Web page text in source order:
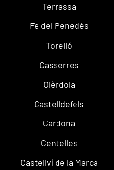
Terrassa
Fe del Penedès
Torelló
Casserres
Olèrdola
Castelldefels
Cardona
Centelles
Castellví de la Marca